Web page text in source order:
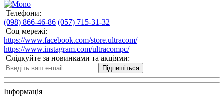
Телефони:
(098) 866-46-86 (057) 715-31-32
Соц мережі:
https://www.facebook.com/store.ultracom/
https://www.instagram.com/ultracompc/
Слідкуйте за новинками та акціями:
Підпишіться
Інформація